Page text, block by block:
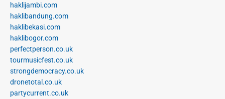
haklijambi.com
haklibandung.com
haklibekasi.com
haklibogor.com
perfectperson.co.uk
tourmusicfest.co.uk
strongdemocracy.co.uk
dronetotal.co.uk
partycurrent.co.uk